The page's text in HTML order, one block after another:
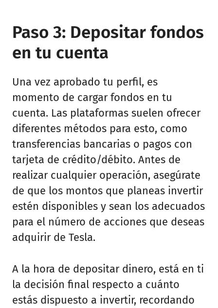
Paso 3: Depositar fondos
en tu cuenta
Una vez aprobado tu perfil, es
momento de cargar fondos en tu
cuenta. Las plataformas suelen ofrecer
diferentes métodos para esto, como
transferencias bancarias o pagos con
tarjeta de crédito/débito. Antes de
realizar cualquier operación, asegúrate
de que los montos que planeas invertir
estén disponibles y sean los adecuados
para el número de acciones que deseas
adquirir de Tesla.
A la hora de depositar dinero, está en ti
la decisión final respecto a cuánto
estás dispuesto a invertir, recordando